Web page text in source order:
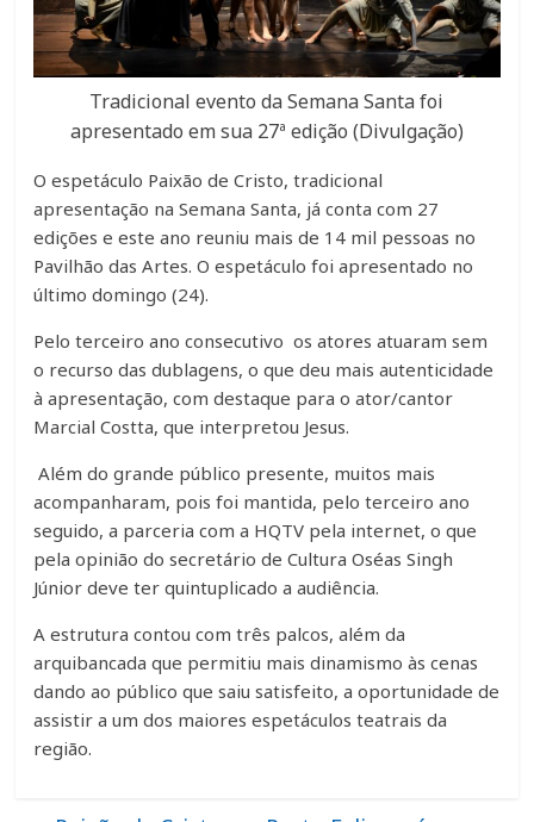
Tradicional evento da Semana Santa foi
apresentado em sua 27ª edição (Divulgação)
O espetáculo Paixão de Cristo, tradicional
apresentação na Semana Santa, já conta com 27
edições e este ano reuniu mais de 14 mil pessoas no
Pavilhão das Artes. O espetáculo foi apresentado no
último domingo (24).
Pelo terceiro ano consecutivo os atores atuaram sem
o recurso das dublagens, o que deu mais autenticidade
à apresentação, com destaque para o ator/cantor
Marcial Costta, que interpretou Jesus.
Além do grande público presente, muitos mais
acompanharam, pois foi mantida, pelo terceiro ano
seguido, a parceria com a HQTV pela internet, o que
pela opinião do secretário de Cultura Oséas Singh
Júnior deve ter quintuplicado a audiência.
A estrutura contou com três palcos, além da
arquibancada que permitiu mais dinamismo às cenas
dando ao público que saiu satisfeito, a oportunidade de
assistir a um dos maiores espetáculos teatrais da
região.